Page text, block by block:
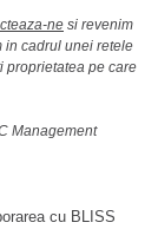
ne si revenim
in cadrul unei retele
proprietatea pe care
Management
cu BLISS